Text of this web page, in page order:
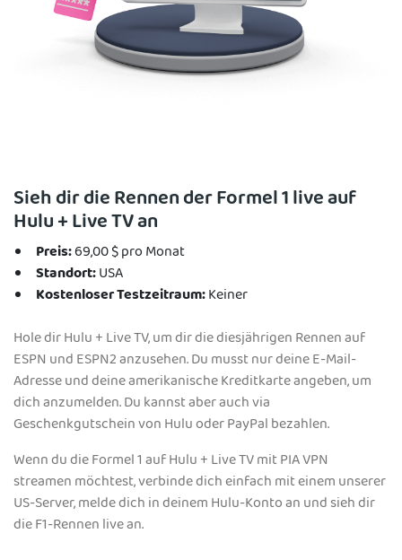
Sieh dir die Rennen der Formel 1 live auf
Hulu + Live TV an
Preis:69,00 $ pro Monat
Standort:USA
Kostenloser Testzeitraum:Keiner
Hole dir Hulu + Live TV, um dir die diesjährigen Rennen auf
ESPN und ESPN2 anzusehen. Du musst nur deine E-Mail-
Adresse und deine amerikanische Kreditkarte angeben, um
dich anzumelden. Du kannst aber auch via
Geschenkgutschein von Hulu oder PayPal bezahlen.
Wenn du die Formel 1 auf Hulu + Live TV mit PIA VPN
streamen möchtest, verbinde dich einfach mit einem unserer
US-Server, melde dich in deinem Hulu-Konto an und sieh dir
die F1-Rennen live an.